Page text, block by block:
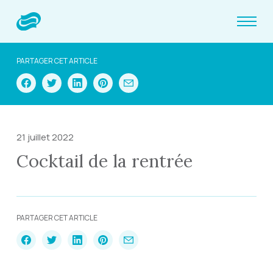
PARTAGER CET ARTICLE
21 juillet 2022
Cocktail de la rentrée
PARTAGER CET ARTICLE